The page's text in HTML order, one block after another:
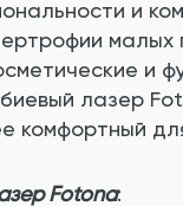
и
малых
и
лазер
комфортный
Fotona: